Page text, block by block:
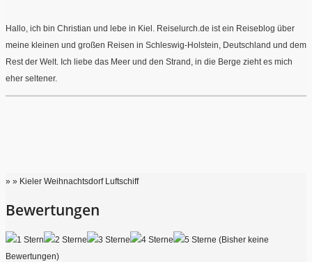
Hallo, ich bin Christian und lebe in Kiel. Reiselurch.de ist ein Reiseblog über
meine kleinen und großen Reisen in Schleswig-Holstein, Deutschland und dem
Rest der Welt. Ich liebe das Meer und den Strand, in die Berge zieht es mich
eher seltener.
» » Kieler Weihnachtsdorf Luftschiff
Bewertungen
(Bisher keine
Bewertungen)